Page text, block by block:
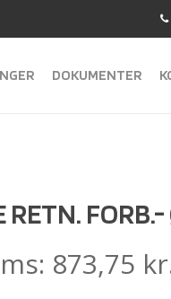
DOKUMENTER
RETN.
873,75